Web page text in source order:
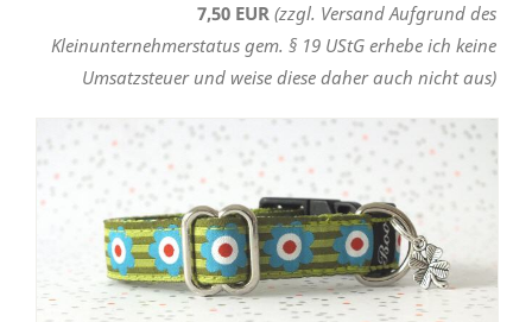
7,50 EUR (zzgl. Versand Aufgrund des
Kleinunternehmerstatus gem. § 19 UStG erhebe ich keine
Umsatzsteuer und weise diese daher auch nicht aus)